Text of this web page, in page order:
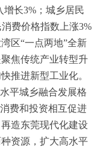
长3%；城乡居民
费价格指数上涨3%
区“一点两地”全新
焦传统产业转型升
推进新型工业化。
平城乡融合发展格
费和投资相互促进
造东莞现代化建设
资源，扩大高水平